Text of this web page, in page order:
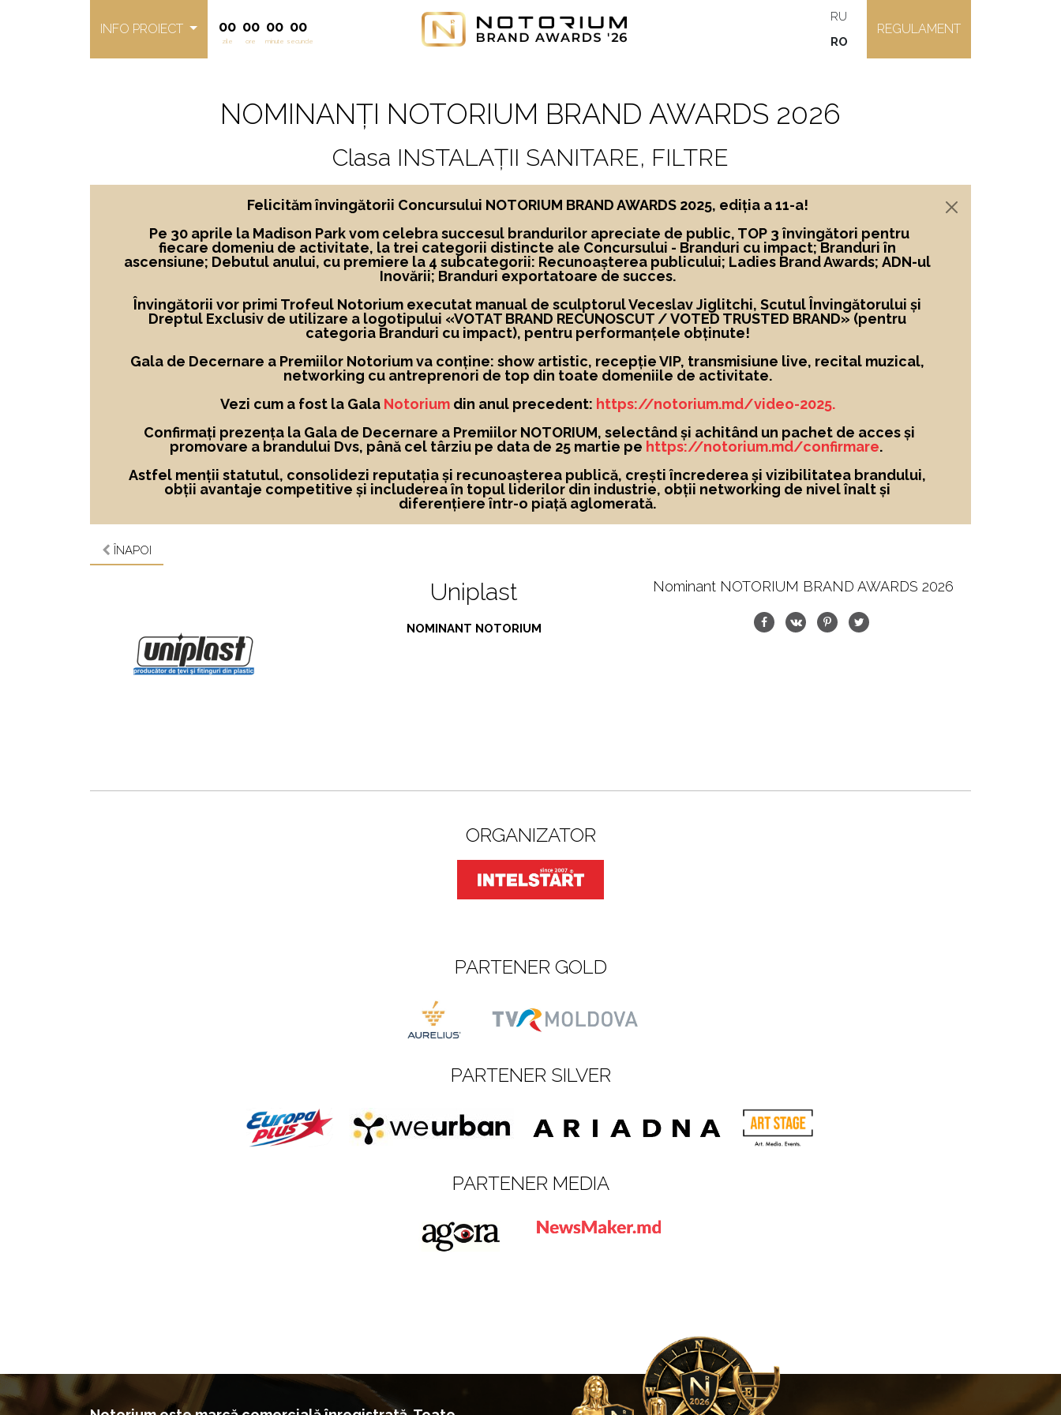
INFO PROIECT 00
zile
00
ore
00
minute
00
secunde
RU
RO
REGULAMENT
NOMINANȚI NOTORIUM BRAND AWARDS 2026
Clasa INSTALAȚII SANITARE, FILTRE
Felicităm învingătorii Concursului NOTORIUM BRAND AWARDS 2025, ediția a 11-a!
Pe 30 aprile la Madison Park vom celebra succesul brandurilor apreciate de public, TOP 3 învingători pentru
fiecare domeniu de activitate, la trei categorii distincte ale Concursului - Branduri cu impact; Branduri în
ascensiune; Debutul anului, cu premiere la 4 subcategorii: Recunoașterea publicului; Ladies Brand Awards; ADN-ul
Inovării; Branduri exportatoare de succes.
Învingătorii vor primi Trofeul Notorium executat manual de sculptorul Veceslav Jiglitchi, Scutul Învingătorului și
Dreptul Exclusiv de utilizare a logotipului «VOTAT BRAND RECUNOSCUT / VOTED TRUSTED BRAND» (pentru
categoria Branduri cu impact), pentru performanțele obținute!
Gala de Decernare a Premiilor Notorium va conține: show artistic, recepție VIP, transmisiune live, recital muzical,
networking cu antreprenori de top din toate domeniile de activitate.
Vezi cum a fost la Gala Notoriumdin anul precedent: https://notorium.md/video-2025.
Confirmați prezența la Gala de Decernare a Premiilor NOTORIUM, selectând și achitând un pachet de acces și
promovare a brandului Dvs, până cel târziu pe data de 25 martie pe https://notorium.md/confirmare.
Astfel menții statutul, consolidezi reputația și recunoașterea publică, crești încrederea și vizibilitatea brandului,
obții avantaje competitive și includerea în topul liderilor din industrie, obții networking de nivel înalt și
diferențiere într-o piață aglomerată.
ÎNAPOI
Uniplast
NOMINANT NOTORIUM
Nominant NOTORIUM BRAND AWARDS 2026
ORGANIZATOR
PARTENER GOLD
PARTENER SILVER
PARTENER MEDIA